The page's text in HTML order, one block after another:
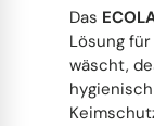
Sonstiges
Sonstiges
To-Go
Das
Lösung
wäscht,